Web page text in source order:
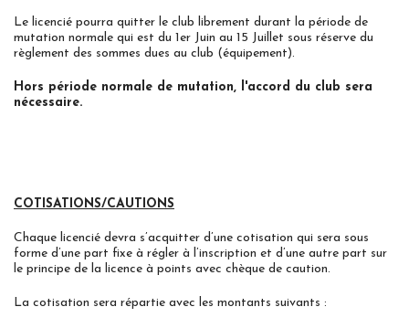
Le licencié pourra quitter le club librement durant la période de
mutation normale qui est du 1er Juin au 15 Juillet sous réserve du
règlement des sommes dues au club (équipement).
Hors période normale de mutation, l'accord du club sera
nécessaire.
COTISATIONS/CAUTIONS
Chaque licencié devra s’acquitter d’une cotisation qui sera sous
forme d’une part fixe à régler à l’inscription et d’une autre part sur
le principe de la licence à points avec chèque de caution.
La cotisation sera répartie avec les montants suivants :